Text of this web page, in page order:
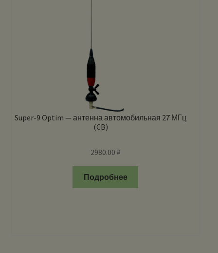
Super-9 Optim — антенна автомобильная 27 МГц
(CB)
2980.00 ₽
Подробнее